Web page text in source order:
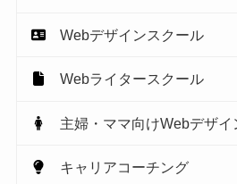
Webデザインスクール
Webライタースクール
主婦・ママ向けWebデザイ
キャリアコーチング